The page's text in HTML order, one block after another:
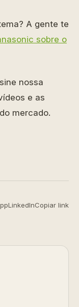
A gente te
sobre o
nossa
e as
mercado.
LinkedInCopiar link